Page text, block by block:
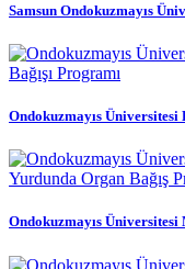
Samsun Ondokuzmayıs
Ondokuzmayıs
Ondokuzmayıs Üniversitesi